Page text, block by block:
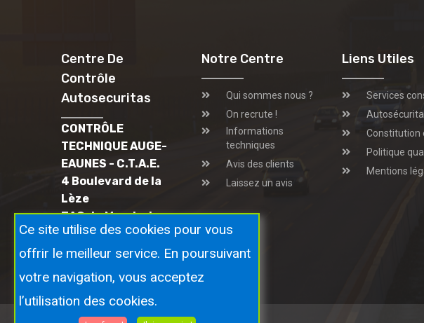
Centre De
Contrôle
Autosecuritas
CONTRÔLE
TECHNIQUE AUGE-
EAUNES - C.T.A.E.
4 Boulevard de la
Lèze
ZAC du Mandarin
31600 EAUNES
05 61 56 30 27
Notre Centre
Qui sommes nous ?
On recrute !
Informations
techniques
Avis des clients
Laissez un avis
Liens Utiles
Services
Constitution
Politique
Mentions
Ce site utilise des cookies pour vous
offrir le meilleur service. En poursuivant
votre navigation, vous acceptez
l’utilisation des cookies.